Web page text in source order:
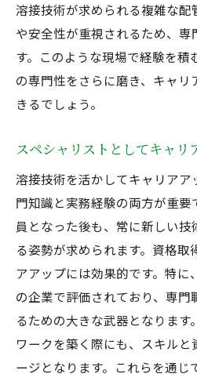
溶接技術が求められる複雑な
や安全性が重視されるため、専
す。このような現場で経験を積
の専門性をさらに磨き、キャ
きるでしょう。
スペシャリストとしてキャリ
溶接技術を活かしてキャリア
門知識と実務経験の両方が重要
員となった後も、常に新しい
る姿勢が求められます。資格取
アアップには効果的です。特に
の企業で評価されており、専
るための大きな武器となります
ワークを築く際にも、スキル
ージとなります。これらを通じ